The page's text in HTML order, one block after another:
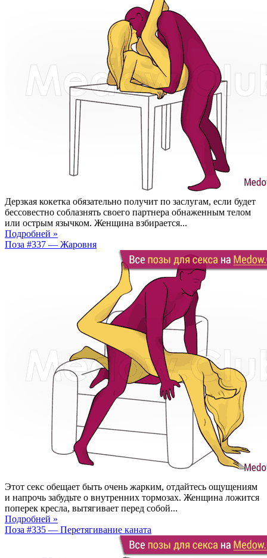
Дерзкая кокетка обязательно получит по заслугам, если будет
бессовестно соблазнять своего партнера обнаженным телом
или острым язычком. Женщина взбирается...
Подробней »
Поза #337 — Жаровня
Этот секс обещает быть очень жарким, отдайтесь ощущениям
и напрочь забудьте о внутренних тормозах. Женщина ложится
поперек кресла, вытягивает перед собой...
Подробней »
Поза #335 — Перетягивание каната